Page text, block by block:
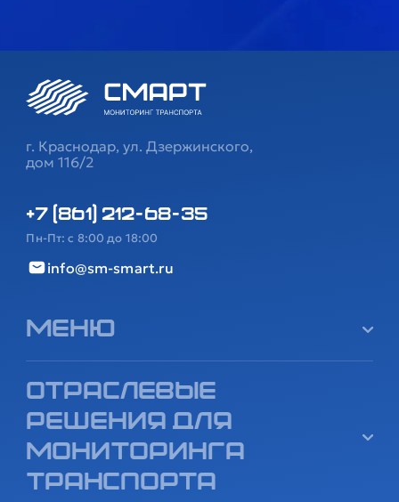
г. Краснодар, ул. Дзержинского,
дом 116/2
+7 (861) 212-68-35
Пн-Пт: с 8:00 до 18:00
info@sm-smart.ru
Меню
Отраслевые
решения для
мониторинга
транспорта